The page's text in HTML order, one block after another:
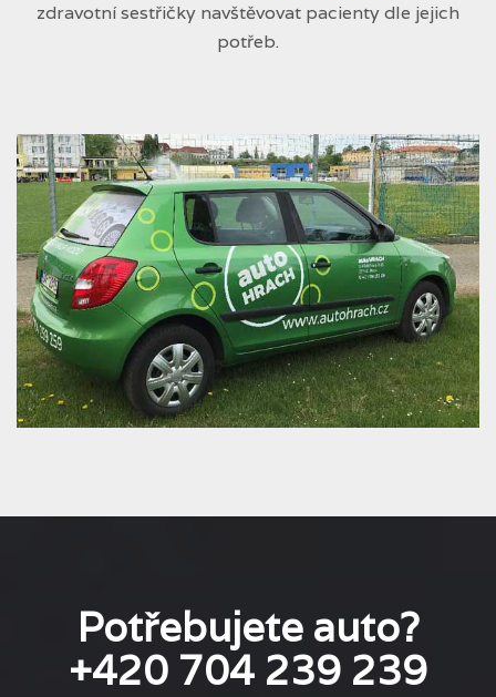
zdravotní sestřičky navštěvovat pacienty dle jejich
potřeb.
Potřebujete auto?
+420 704 239 239